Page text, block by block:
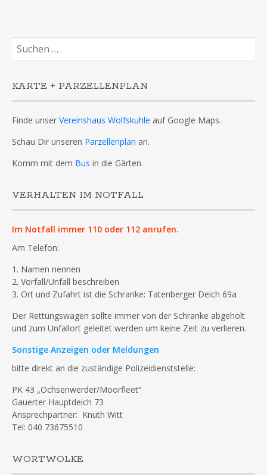
Suchen
nach:
KARTE + PARZELLENPLAN
Finde unser Vereinshaus Wolfskuhle auf Google Maps.
Schau Dir unseren Parzellenplan an.
Komm mit dem Bus in die Gärten.
VERHALTEN IM NOTFALL
Im Notfall immer 110 oder 112 anrufen.
Am Telefon:
1. Namen nennen
2. Vorfall/Unfall beschreiben
3. Ort und Zufahrt ist die Schranke: Tatenberger Deich 69a
Der Rettungswagen sollte immer von der Schranke abgeholt
und zum Unfallort geleitet werden um keine Zeit zu verlieren.
Sonstige Anzeigen oder Meldungen
bitte direkt an die zuständige Polizeidienststelle:
PK 43 „Ochsenwerder/Moorfleet“
Gauerter Hauptdeich 73
Ansprechpartner: Knuth Witt
Tel: 040 73675510
WORTWOLKE